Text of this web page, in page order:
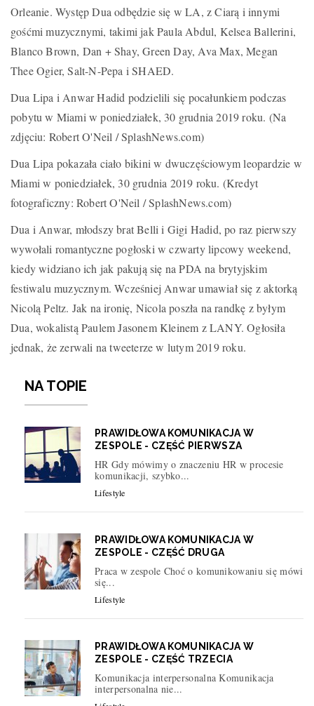
Orleanie. Występ Dua odbędzie się w LA, z Ciarą i innymi
gośćmi muzycznymi, takimi jak Paula Abdul, Kelsea Ballerini,
Blanco Brown, Dan + Shay, Green Day, Ava Max, Megan
Thee Ogier, Salt-N-Pepa i SHAED.
Dua Lipa i Anwar Hadid podzielili się pocałunkiem podczas
pobytu w Miami w poniedziałek, 30 grudnia 2019 roku. (Na
zdjęciu: Robert O'Neil / SplashNews.com)
Dua Lipa pokazała ciało bikini w dwuczęściowym leopardzie w
Miami w poniedziałek, 30 grudnia 2019 roku. (Kredyt
fotograficzny: Robert O'Neil / SplashNews.com)
Dua i Anwar, młodszy brat Belli i Gigi Hadid, po raz pierwszy
wywołali romantyczne pogłoski w czwarty lipcowy weekend,
kiedy widziano ich jak pakują się na PDA na brytyjskim
festiwalu muzycznym. Wcześniej Anwar umawiał się z aktorką
Nicolą Peltz. Jak na ironię, Nicola poszła na randkę z byłym
Dua, wokalistą Paulem Jasonem Kleinem z LANY. Ogłosiła
jednak, że zerwali na tweeterze w lutym 2019 roku.
NA TOPIE
PRAWIDŁOWA KOMUNIKACJA W
ZESPOLE - CZĘŚĆ PIERWSZA
HR Gdy mówimy o znaczeniu HR w procesie
komunikacji, szybko...
Lifestyle
PRAWIDŁOWA KOMUNIKACJA W
ZESPOLE - CZĘŚĆ DRUGA
Praca w zespole Choć o komunikowaniu się mówi
się...
Lifestyle
PRAWIDŁOWA KOMUNIKACJA W
ZESPOLE - CZĘŚĆ TRZECIA
Komunikacja interpersonalna Komunikacja
interpersonalna nie...